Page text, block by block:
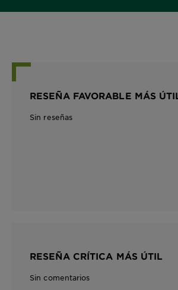
RESEÑA FAVORABLE MÁS ÚTIL
Sin reseñas
RESEÑA CRÍTICA MÁS ÚTIL
Sin comentarios